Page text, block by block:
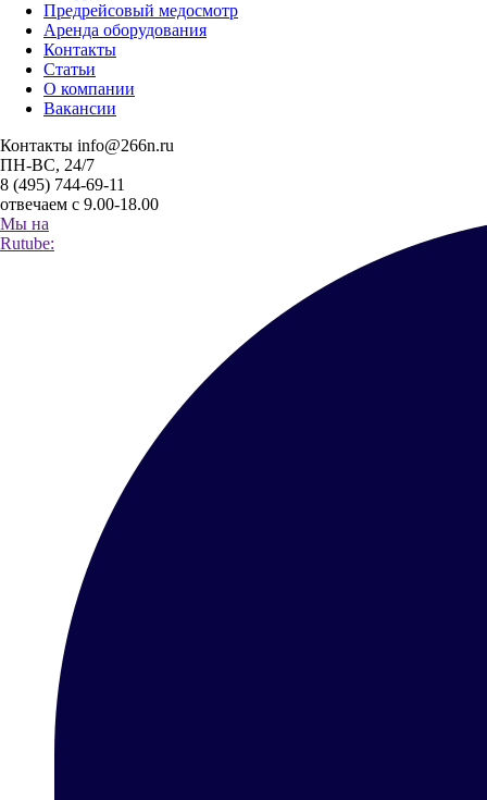
Предрейсовый медосмотр
Аренда оборудования
Контакты
Статьи
О компании
Вакансии
Контакты info@266n.ru
ПН-ВС, 24/7
8 (495) 744-69-11
отвечаем с 9.00-18.00
Мы на
Rutube: